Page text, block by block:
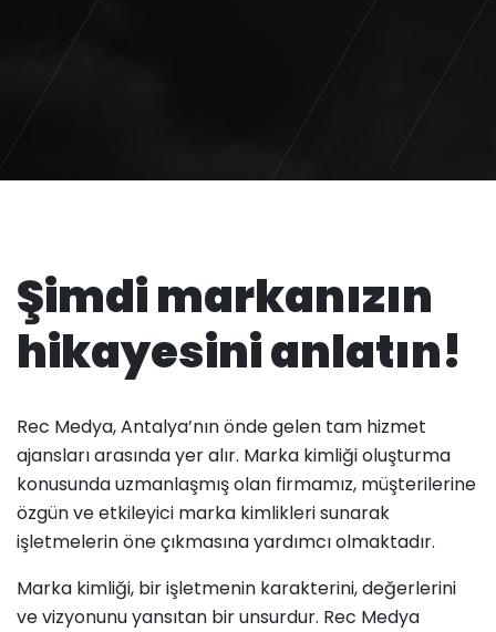
Şimdi markanızın
hikayesini anlatın!
Rec Medya, Antalya’nın önde gelen tam hizmet
ajansları arasında yer alır. Marka kimliği oluşturma
konusunda uzmanlaşmış olan firmamız, müşterilerine
özgün ve etkileyici marka kimlikleri sunarak
işletmelerin öne çıkmasına yardımcı olmaktadır.
Marka kimliği, bir işletmenin karakterini, değerlerini
ve vizyonunu yansıtan bir unsurdur. Rec Medya